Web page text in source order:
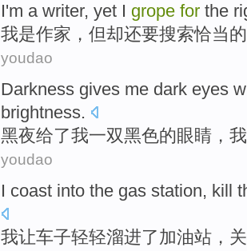
I'm a writer, yet I grope for the
我是作家 ， 但却还要搜索恰当的
youdao
Darkness gives me dark eyes
brightness.
黑夜给了我一双黑色的眼睛 ， 我
youdao
I coast into the gas station, kill
我让车子轻轻溜进了加油站 ，关